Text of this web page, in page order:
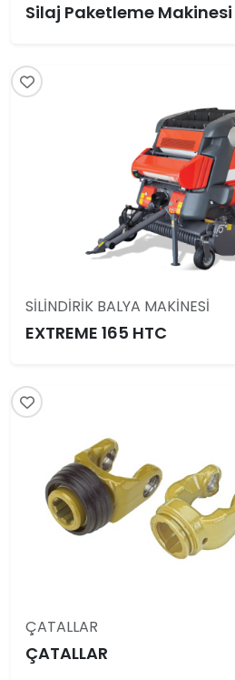
Silaj Paketleme Makinesi
SİLİNDİRİK BALYA MAKİNESİ
EXTREME 165 HTC
ÇATALLAR
ÇATALLAR